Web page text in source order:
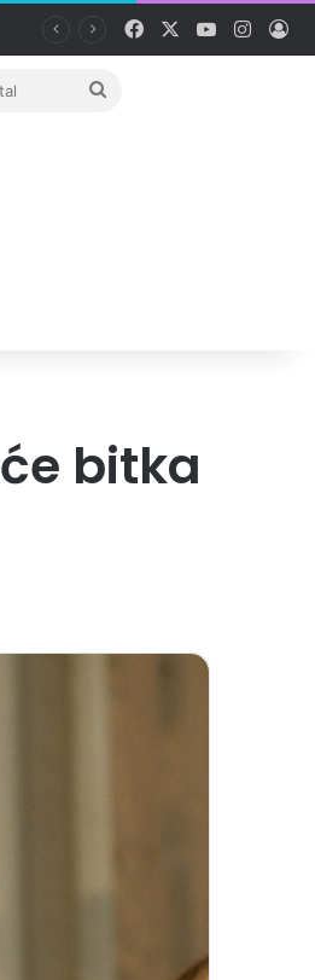
Facebook YouTube
Pretražite
bitka